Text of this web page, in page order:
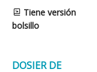
Tiene versión
bolsillo
DOSIER DE